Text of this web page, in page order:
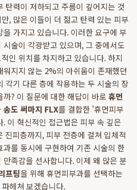
탄력이 저하되고 주름이 깊어지는 것
, 많은 이들이 더 젊고 탄력 있는 피부
가지고 있습니다. 이러한 요구에 부
술이 각광받고 있으며, 그 중에서도
인 위치를 차지하고 있습니다. 하지
지지 않는 2%의 아쉬움이 존재했던
각기 다른 층에 작용하는 두 시술의 장
? 이 질문에 대한 해답이 바로 휴먼
송도 써마지 FLX를 결합한 '휴먼피부
이 혁신적인 접근법은 피부 속 깊은
진피층까지, 피부 전층에 걸쳐 입체적
를 동시에 구현하여 기존 시술의 한
족감을 선사합니다. 이제 왜 많은 분
프팅을 위해 휴먼피부과를 선택하는
헤쳐 보겠습니다.